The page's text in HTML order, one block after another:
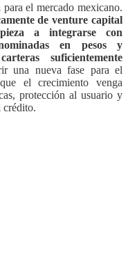
el mercado mexicano.
de venture capital
a integrarse con
en pesos y
suficientemente
una nueva fase para el
el crecimiento venga
protección al usuario y
crédito.